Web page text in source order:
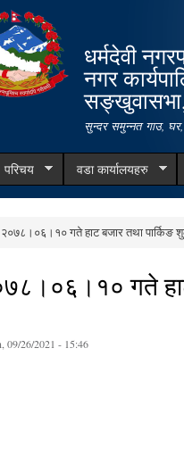
धर्मदेवी
नगर
सुन्दर समुन्नत गाउ, घर,
परिचय वडा कार्यालयहरु
२०७८।०६।१० गते हाट बजार तथा पार्किङ
गते
09/26/2021 - 15:46